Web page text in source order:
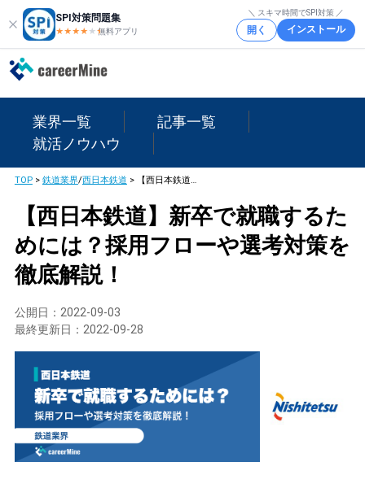
SPI対策問題集
★★★★ ★★
無料アプリ
＼ スキマ時間でSPI対策 ／
開く インストール
業界一覧
記事一覧
就活ノウハウ
TOP> 鉄道業界/西日本鉄道 > 【西日本鉄道】新卒で就職するためには？採用フローや選考対策を徹底解説！
【西日本鉄道】新卒で就職するた
めには？採用フローや選考対策を
徹底解説！
公開日： 2022-09-03
最終更新日： 2022-09-28